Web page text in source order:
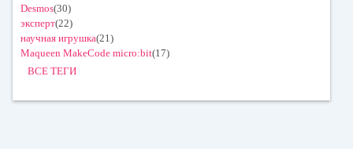
Desmos(30)
эксперт(22)
научная игрушка(21)
Maqueen MakeCode micro:bit(17)
ВСЕ ТЕГИ